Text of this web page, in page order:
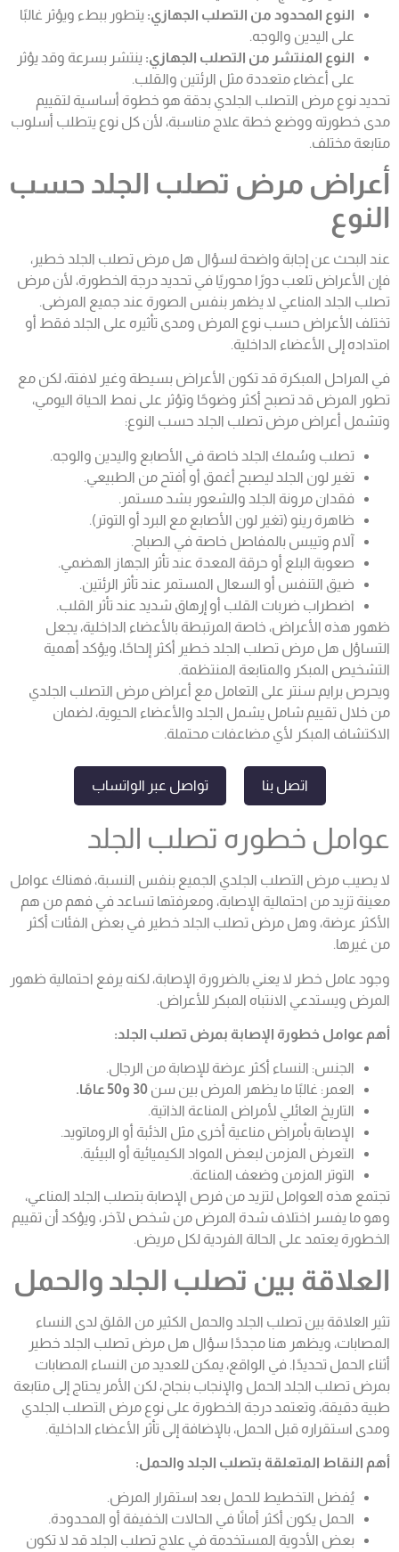
النوع المحدود من التصلب الجهازي: يتطور ببطء ويؤثر غالبًا
على اليدين والوجه.
النوع المنتشر من التصلب الجهازي: ينتشر بسرعة وقد يؤثر
على أعضاء متعددة مثل الرئتين والقلب.
تحديد نوع مرض التصلب الجلدي بدقة هو خطوة أساسية لتقييم
مدى خطورته ووضع خطة علاج مناسبة، لأن كل نوع يتطلب أسلوب
متابعة مختلف.
أعراض مرض تصلب الجلد حسب
النوع
عند البحث عن إجابة واضحة لسؤال هل مرض تصلب الجلد خطير،
فإن الأعراض تلعب دورًا محوريًا في تحديد درجة الخطورة، لأن مرض
تصلب الجلد المناعي لا يظهر بنفس الصورة عند جميع المرضى.
تختلف الأعراض حسب نوع المرض ومدى تأثيره على الجلد فقط أو
امتداده إلى الأعضاء الداخلية.
في المراحل المبكرة قد تكون الأعراض بسيطة وغير لافتة، لكن مع
تطور المرض قد تصبح أكثر وضوحًا وتؤثر على نمط الحياة اليومي،
وتشمل أعراض مرض تصلب الجلد حسب النوع:
تصلب وسُمك الجلد خاصة في الأصابع واليدين والوجه.
تغير لون الجلد ليصبح أغمق أو أفتح من الطبيعي.
فقدان مرونة الجلد والشعور بشد مستمر.
ظاهرة رينو (تغير لون الأصابع مع البرد أو التوتر).
آلام وتيبس بالمفاصل خاصة في الصباح.
صعوبة البلع أو حرقة المعدة عند تأثر الجهاز الهضمي.
ضيق التنفس أو السعال المستمر عند تأثر الرئتين.
اضطراب ضربات القلب أو إرهاق شديد عند تأثر القلب.
ظهور هذه الأعراض، خاصة المرتبطة بالأعضاء الداخلية، يجعل
التساؤل هل مرض تصلب الجلد خطير أكثر إلحاحًا، ويؤكد أهمية
التشخيص المبكر والمتابعة المنتظمة.
ويحرص برايم سنتر على التعامل مع أعراض مرض التصلب الجلدي
من خلال تقييم شامل يشمل الجلد والأعضاء الحيوية، لضمان
الاكتشاف المبكر لأي مضاعفات محتملة.
اتصل بنا تواصل عبر الواتساب
عوامل خطوره تصلب الجلد
لا يصيب مرض التصلب الجلدي الجميع بنفس النسبة، فهناك عوامل
معينة تزيد من احتمالية الإصابة، ومعرفتها تساعد في فهم من هم
الأكثر عرضة، وهل مرض تصلب الجلد خطير في بعض الفئات أكثر
من غيرها.
وجود عامل خطر لا يعني بالضرورة الإصابة، لكنه يرفع احتمالية ظهور
المرض ويستدعي الانتباه المبكر للأعراض.
أهم عوامل خطورة الإصابة بمرض تصلب الجلد:
الجنس: النساء أكثر عرضة للإصابة من الرجال.
العمر: غالبًا ما يظهر المرض بين سن 30 و50 عامًا.
التاريخ العائلي لأمراض المناعة الذاتية.
الإصابة بأمراض مناعية أخرى مثل الذئبة أو الروماتويد.
التعرض المزمن لبعض المواد الكيميائية أو البيئية.
التوتر المزمن وضعف المناعة.
تجتمع هذه العوامل لتزيد من فرص الإصابة بتصلب الجلد المناعي،
وهو ما يفسر اختلاف شدة المرض من شخص لآخر، ويؤكد أن تقييم
الخطورة يعتمد على الحالة الفردية لكل مريض.
العلاقة بين تصلب الجلد والحمل
تثير العلاقة بين تصلب الجلد والحمل الكثير من القلق لدى النساء
المصابات، ويظهر هنا مجددًا سؤال هل مرض تصلب الجلد خطير
أثناء الحمل تحديدًا. في الواقع، يمكن للعديد من النساء المصابات
بمرض تصلب الجلد الحمل والإنجاب بنجاح، لكن الأمر يحتاج إلى متابعة
طبية دقيقة، وتعتمد درجة الخطورة على نوع مرض التصلب الجلدي
ومدى استقراره قبل الحمل، بالإضافة إلى تأثر الأعضاء الداخلية.
أهم النقاط المتعلقة بتصلب الجلد والحمل:
يُفضل التخطيط للحمل بعد استقرار المرض.
الحمل يكون أكثر أمانًا في الحالات الخفيفة أو المحدودة.
بعض الأدوية المستخدمة في علاج تصلب الجلد قد لا تكون